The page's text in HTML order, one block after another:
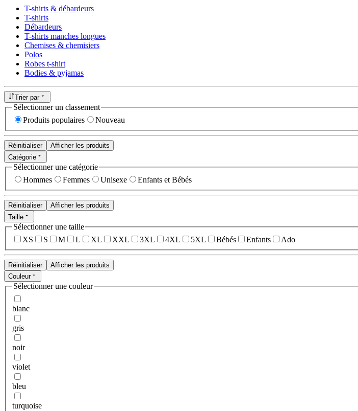
T-shirts & débardeurs
T-shirts
Débardeurs
T-shirts manches longues
Chemises & chemisiers
Polos
Robes t-shirt
Bodies & pyjamas
Trier par
Sélectionner un classement
Produits populaires
Nouveau
Réinitialiser
Afficher les produits
Catégorie
Sélectionner une catégorie
Hommes
Femmes Unisexe Enfants et Bébés
Réinitialiser
Afficher les produits
Taille
Sélectionner une taille
XS
S M L XL XXL 3XL 4XL 5XL Bébés Enfants Ado
Réinitialiser
Afficher les produits
Couleur
Sélectionner une couleur
blanc
gris
noir
violet
bleu
turquoise